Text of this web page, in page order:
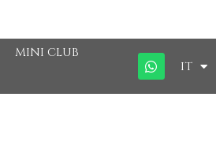
MINI CLUB
IT